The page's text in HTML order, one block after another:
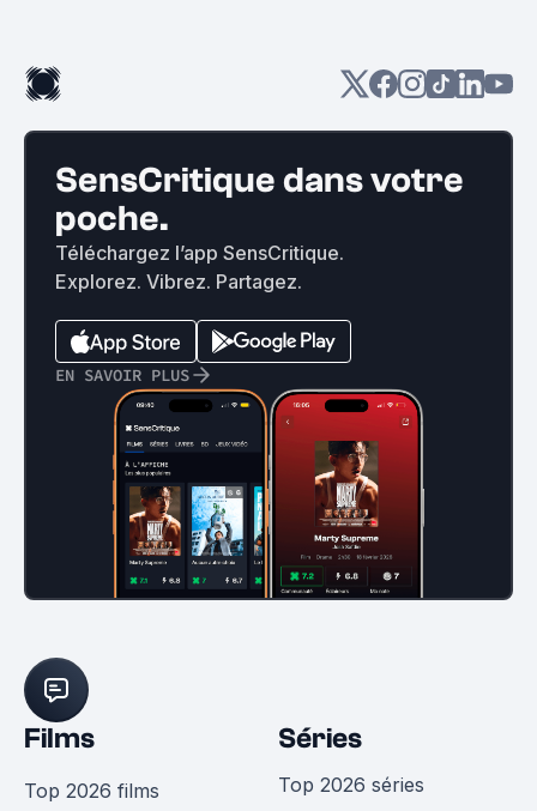
SensCritique dans votre
poche.
Téléchargez l’app SensCritique.
Explorez. Vibrez. Partagez.
EN SAVOIR PLUS
Films
Top 2026 films
Séries
Top 2026 séries